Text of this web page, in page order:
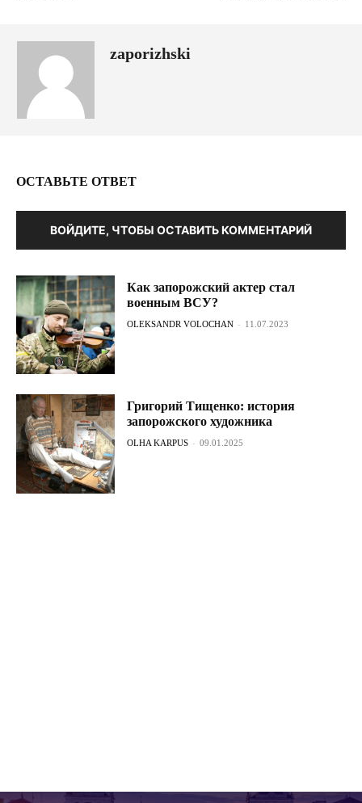
zaporizhski
ОСТАВЬТЕ ОТВЕТ
ВОЙДИТЕ, ЧТОБЫ ОСТАВИТЬ КОММЕНТАРИЙ
Как запорожский актер стал
военным ВСУ?
OLEKSANDR VOLOCHAN - 11.07.2023
Григорий Тищенко: история
запорожского художника
OLHA KARPUS - 09.01.2025